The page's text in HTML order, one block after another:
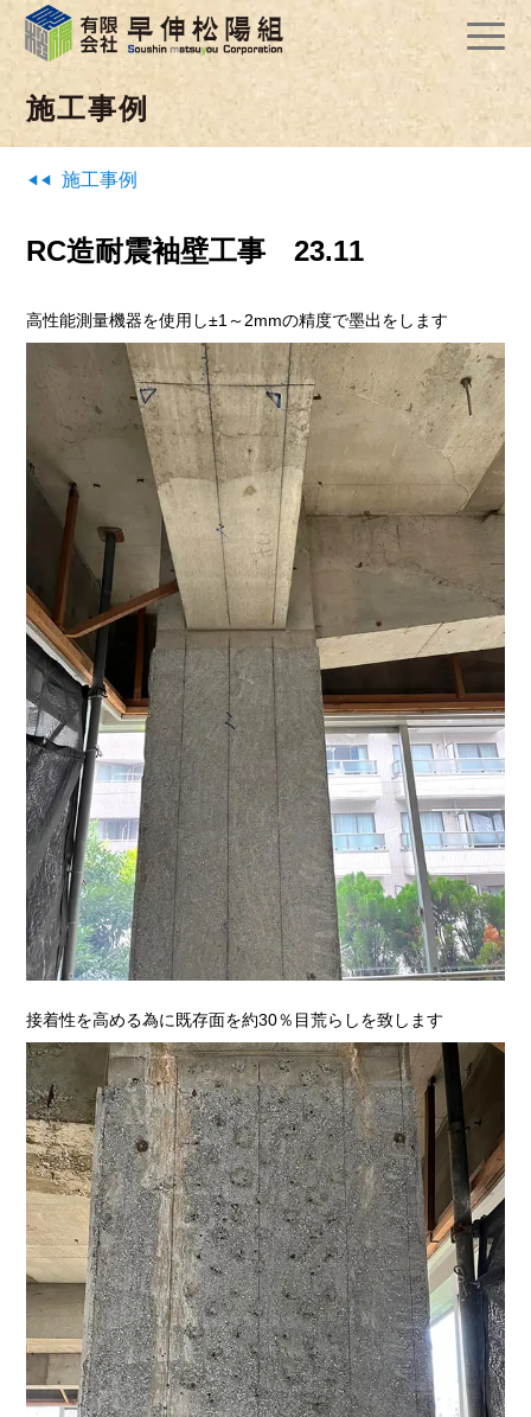
施工事例
施工事例
RC造耐震袖壁工事 23.11
高性能測量機器を使用し±1～2mmの精度で墨出をします
接着性を高める為に既存面を約30％目荒らしを致します